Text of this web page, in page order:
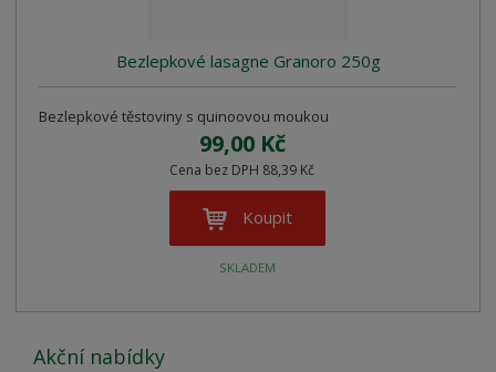
Bezlepkové lasagne Granoro 250g
Bezlepkové těstoviny s quinoovou moukou
99,00 Kč
Cena bez DPH 88,39 Kč
Koupit
SKLADEM
Akční nabídky